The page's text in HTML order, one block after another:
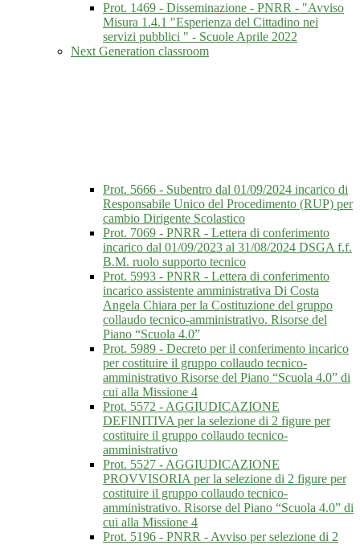
Prot. 1469 - Disseminazione - PNRR - "Avviso
Misura 1.4.1 "Esperienza del Cittadino nei
servizi pubblici " - Scuole Aprile 2022
Next Generation classroom
Prot. 5666 - Subentro dal 01/09/2024 incarico di
Responsabile Unico del Procedimento (RUP) per
cambio Dirigente Scolastico
Prot. 7069 - PNRR - Lettera di conferimento
incarico dal 01/09/2023 al 31/08/2024 DSGA f.f.
B.M. ruolo supporto tecnico
Prot. 5993 - PNRR - Lettera di conferimento
incarico assistente amministrativa Di Costa
Angela Chiara per la Costituzione del gruppo
collaudo tecnico-amministrativo. Risorse del
Piano “Scuola 4.0”
Prot. 5989 - Decreto per il conferimento incarico
per costituire il gruppo collaudo tecnico-
amministrativo Risorse del Piano “Scuola 4.0” di
cui alla Missione 4
Prot. 5572 - AGGIUDICAZIONE
DEFINITIVA per la selezione di 2 figure per
costituire il gruppo collaudo tecnico-
amministrativo
Prot. 5527 - AGGIUDICAZIONE
PROVVISORIA per la selezione di 2 figure per
costituire il gruppo collaudo tecnico-
amministrativo. Risorse del Piano “Scuola 4.0” di
cui alla Missione 4
Prot. 5196 - PNRR - Avviso per selezione di 2